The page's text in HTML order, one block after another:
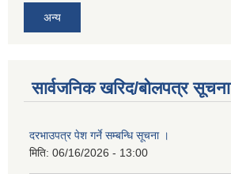
अन्य
सार्वजनिक खरिद/बोलपत्र सूचना
दरभाउपत्र पेश गर्ने सम्बन्धि सूचना ।
मिति: 06/16/2026 - 13:00